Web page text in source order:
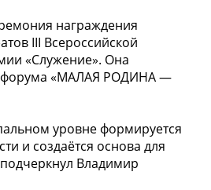
награждения
III Всероссийской
«Служение». Она
форума «МАЛАЯ РОДИНА —
уровне формируется
и создаётся основа для
Владимир